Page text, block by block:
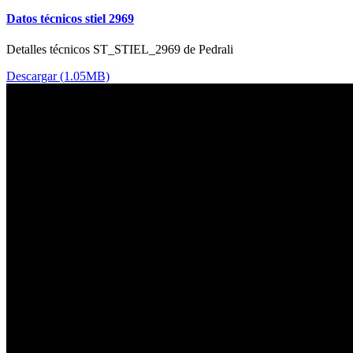
Datos técnicos stiel 2969
Detalles técnicos ST_STIEL_2969 de Pedrali
Descargar (1.05MB)